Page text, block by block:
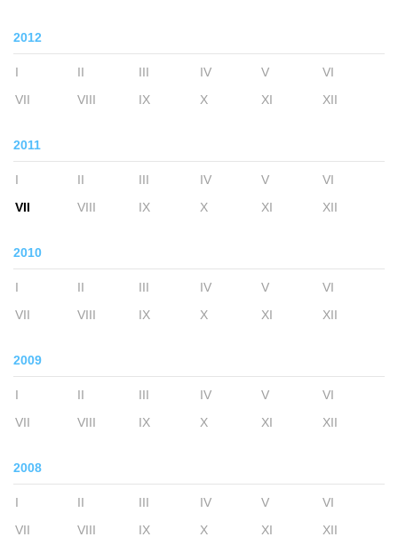
2012
I II III IV V
VI
VII
VIII IX X XI XII
2011
I II III IV V
VI
VII
VIII IX X XI XII
2010
I II III IV V
VI
VII
VIII IX X XI XII
2009
I II III IV V
VI
VII
VIII IX X XI XII
2008
I II III IV V
VI
VII
VIII IX X XI XII